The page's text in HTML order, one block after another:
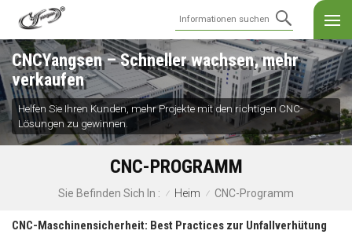
CNCYangsen – Schneller wachsen, mehr
verkaufen
Helfen Sie Ihren Kunden, mehr Projekte mit den richtigen CNC-
Lösungen zu gewinnen.
CNC-PROGRAMM
Sie Befinden Sich In : / Heim / CNC-Programm
CNC-Maschinensicherheit: Best Practices zur Unfallverhütung